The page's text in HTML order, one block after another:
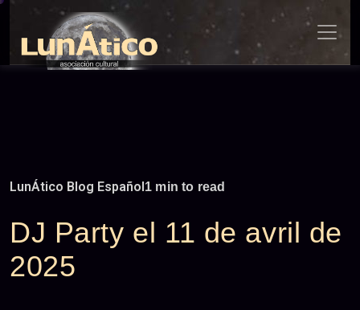
Skip
content
LunÁtico Blog Español1 min to read
DJ Party el 11 de avril de
2025